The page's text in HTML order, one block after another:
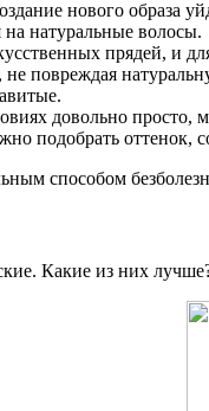
нового образа
натуральные волосы.
прядей, и
повреждая
довольно просто,
подобрать оттенок,
способом
Какие из них